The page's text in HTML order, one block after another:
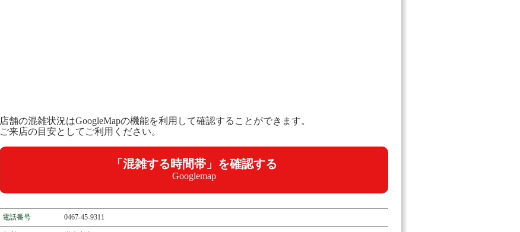
店舗の混雑状況はGoogleMapの機能を利用して確認することができます。
ご来店の目安としてご利用ください。
「混雑する時間帯」を確認する
Googlemap
電話番号 0467-45-9311